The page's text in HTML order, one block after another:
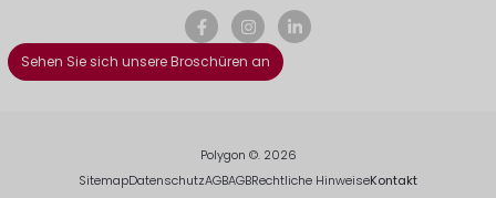
Sehen Sie sich unsere Broschüren an
Polygon ©. 2026
SitemapDatenschutzAGBAGBRechtliche HinweiseKontakt